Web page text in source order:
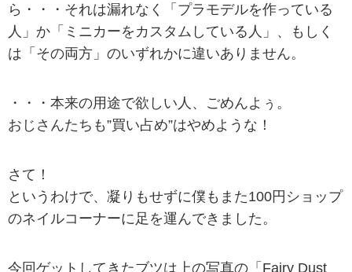
ら・・・それは漏れなく「プラモデルを作っている
人」か「ミニカーをカスタムしている人」、もしく
は「その両方」のいずれかに違いありません。
・・・本来の用途で欲しい人、ごめんよぅ。
おじさんたちも”買い占め”はやめような！
さて！
というわけで、凝りもせずに僕もまた100円ショップ
のネイルコーナーに足を運んできました。
今回ゲットしてきたブツは上の写真の「Fairy Dust